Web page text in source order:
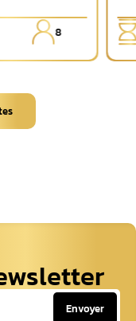
8
Envoyer